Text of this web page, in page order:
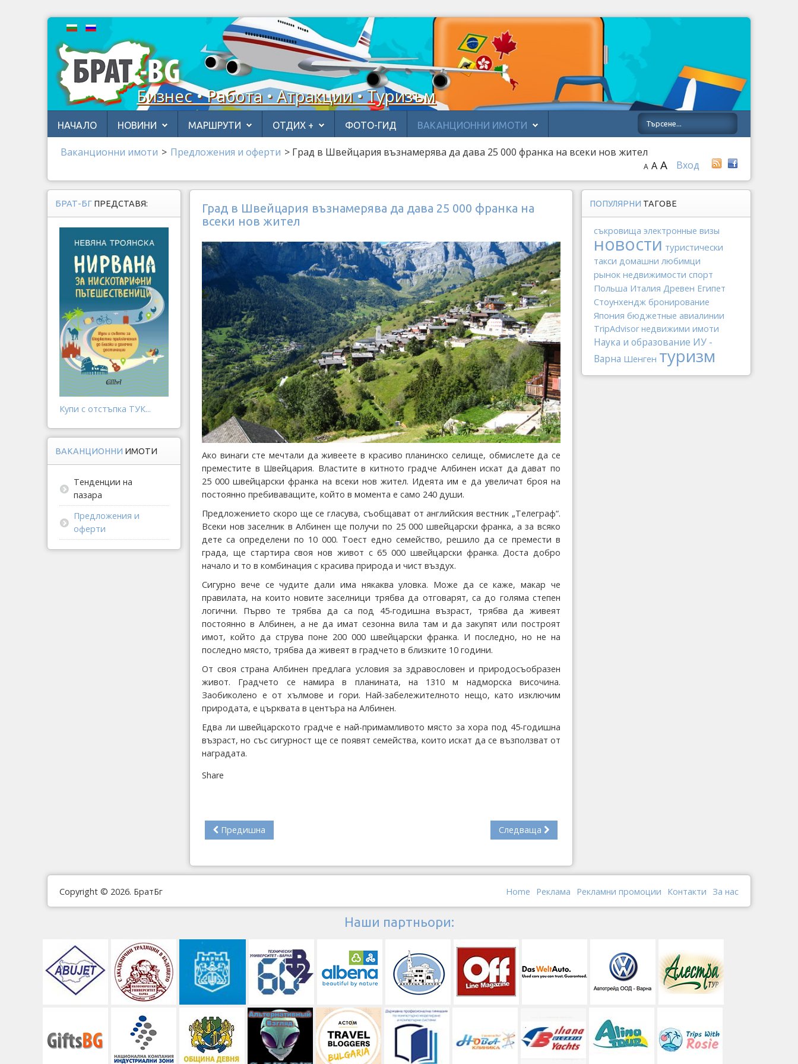
Бизнес • Работа • Атракции • Туризъм
НАЧАЛО НОВИНИ МАРШРУТИ ОТДИХ + ФОТО-ГИД ВАКАНЦИОННИ ИМОТИ
Ваканционни имоти > Предложения и оферти > Град в Швейцария възнамерява да дава 25 000 франка на всеки нов жител
Вход
A A A
Град в Швейцария възнамерява да дава 25 000 франка на
всеки нов жител
Ако винаги сте мечтали да живеете в красиво планинско селище, обмислете да се
преместите в Швейцария. Властите в китното градче Албинен искат да дават по
25 000 швейцарски франка на всеки нов жител. Идеята им е да увеличат броя на
постоянно пребиваващите, който в момента е само 240 души.
Предложението скоро ще се гласува, съобщават от английския вестник „Телеграф“.
Всеки нов заселник в Албинен ще получи по 25 000 швейцарски франка, а за всяко
дете са определени по 10 000. Тоест едно семейство, решило да се премести в
града, ще стартира своя нов живот с 65 000 швейцарски франка. Доста добро
начало и то в комбинация с красива природа и чист въздух.
Сигурно вече се чудите дали има някаква уловка. Може да се каже, макар че
правилата, на които новите заселници трябва да отговарят, са до голяма степен
логични. Първо те трябва да са под 45-годишна възраст, трябва да живеят
постоянно в Албинен, а не да имат сезонна вила там и да закупят или построят
имот, който да струва поне 200 000 швейцарски франка. И последно, но не на
последно място, трябва да живеят в градчето в близките 10 години.
От своя страна Албинен предлага условия за здравословен и природосъобразен
живот. Градчето се намира в планината, на 1310 м надморска височина.
Заобиколено е от хълмове и гори. Най-забележителното нещо, като изключим
природата, е църквата в центъра на Албинен.
Едва ли швейцарското градче е най-примамливото място за хора под 45-годишна
възраст, но със сигурност ще се появят семейства, които искат да се възползват от
наградата.
Share
Предишна Следваща
БРАТ-БГ ПРЕДСТАВЯ:
Купи с отстъпка ТУК...
ВАКАНЦИОННИ ИМОТИ
Тенденции на
пазара
Предложения и
оферти
ПОПУЛЯРНИ ТАГОВЕ
съкровища электронные визы
новости туристически
такси домашни любимци
рынок недвижимости спорт
Польша Италия Древен Египет
Стоунхендж бронирование
Япония бюджетные авиалинии
TripAdvisor недвижими имоти
Наука и образование ИУ -
Варна Шенген туризм
Copyright © 2026. БратБг За нас
Контакти
Рекламни промоции
Реклама
Home
Наши партньори: